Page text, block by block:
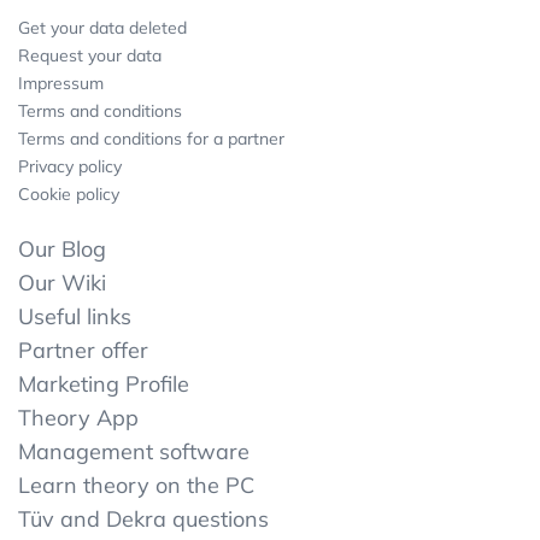
Get your data deleted
Request your data
Impressum
Terms and conditions
Terms and conditions for a partner
Privacy policy
Cookie policy
Our Blog
Our Wiki
Useful links
Partner offer
Marketing Profile
Theory App
Management software
Learn theory on the PC
Tüv and Dekra questions